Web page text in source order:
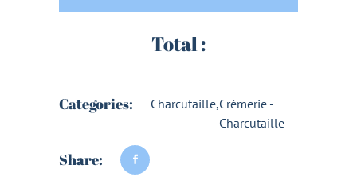
Total :
Categories: Charcutaille,Crèmerie -
Charcutaille
Share: